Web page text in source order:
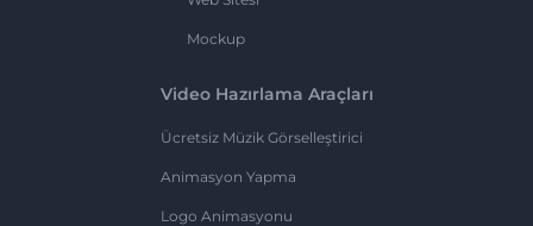
Mockup
Video Hazırlama Araçları
Ücretsiz Müzik Görselleştirici
Animasyon Yapma
Logo Animasyonu